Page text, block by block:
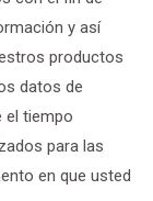
y así
productos
datos de
el tiempo
para las
en que usted